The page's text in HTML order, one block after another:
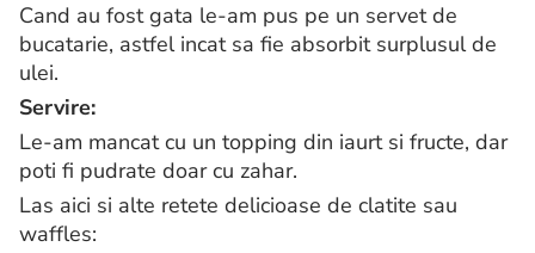
Cand au fost gata le-am pus pe un servet de
bucatarie, astfel incat sa fie absorbit surplusul de
ulei.
Servire:
Le-am mancat cu un topping din iaurt si fructe, dar
poti fi pudrate doar cu zahar.
Las aici si alte retete delicioase de clatite sau
waffles: